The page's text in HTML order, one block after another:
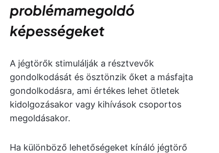
problémamegoldó
képességeket
A jégtörők stimulálják a résztvevők
gondolkodását és ösztönzik őket a másfajta
gondolkodásra, ami értékes lehet ötletek
kidolgozásakor vagy kihívások csoportos
megoldásakor.
Ha különböző lehetőségeket kínáló jégtörő